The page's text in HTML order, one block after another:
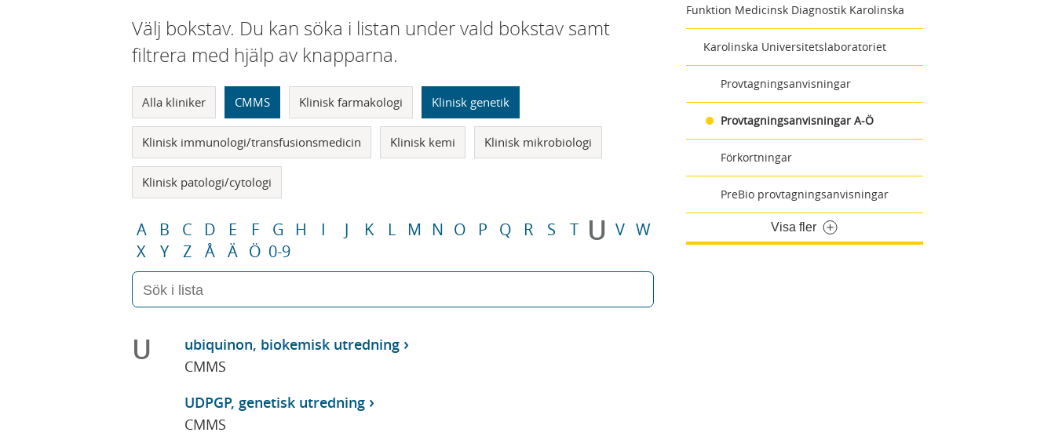
Funktion Medicinsk Diagnostik Karolinska
Karolinska Universitetslaboratoriet
Provtagningsanvisningar
Provtagningsanvisningar A-Ö
Förkortningar
PreBio provtagningsanvisningar
Visa fler
Välj bokstav. Du kan söka i listan under vald bokstav samt
filtrera med hjälp av knapparna.
Alla kliniker CMMS Klinisk farmakologi Klinisk genetik
Klinisk immunologi/transfusionsmedicin Klinisk kemi Klinisk mikrobiologi
Klinisk patologi/cytologi
A B C D E F G H I J K L M N O P Q R S T U V W
X
Y Z Å Ä Ö 0-9
U
ubiquinon, biokemisk utredning
CMMS
UDPGP, genetisk utredning
CMMS